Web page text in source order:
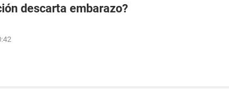
descarta embarazo?